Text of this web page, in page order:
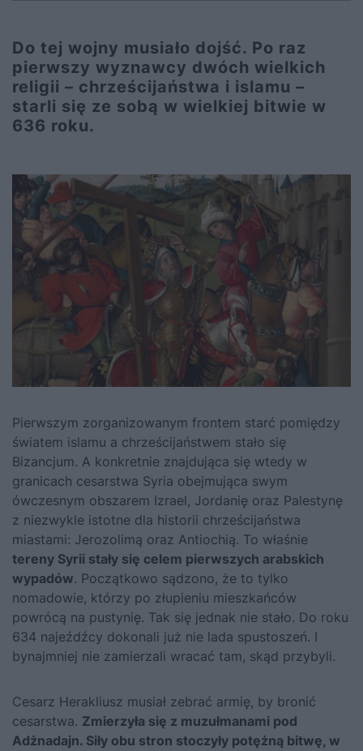
Do tej wojny musiało dojść. Po raz
pierwszy wyznawcy dwóch wielkich
religii – chrześcijaństwa i islamu –
starli się ze sobą w wielkiej bitwie w
636 roku.
Pierwszym zorganizowanym frontem starć pomiędzy
światem islamu a chrześcijaństwem stało się
Bizancjum. A konkretnie znajdująca się wtedy w
granicach cesarstwa Syria obejmująca swym
ówczesnym obszarem Izrael, Jordanię oraz Palestynę
z niezwykle istotne dla historii chrześcijaństwa
miastami: Jerozolimą oraz Antiochią. To właśnie
tereny Syrii stały się celem pierwszych arabskich
wypadów. Początkowo sądzono, że to tylko
nomadowie, którzy po złupieniu mieszkańców
powrócą na pustynię. Tak się jednak nie stało. Do roku
634 najeźdźcy dokonali już nie lada spustoszeń. I
bynajmniej nie zamierzali wracać tam, skąd przybyli.
Cesarz Herakliusz musiał zebrać armię, by bronić
cesarstwa. Zmierzyła się z muzułmanami pod
Adżnadajn. Siły obu stron stoczyły potężną bitwę, w